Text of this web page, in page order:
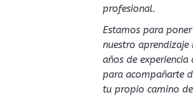
profesional.
Estamos para
nuestro
años de
para acompañarte
tu propio camino